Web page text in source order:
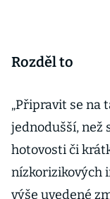
Rozděl to
„Připravit se na
jednodušší, než
hotovosti či
nízkorizikových
výše uvedené